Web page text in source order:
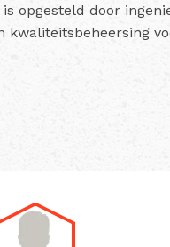
opgesteld door
kwaliteitsbeheersing